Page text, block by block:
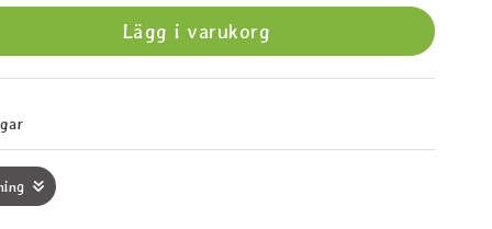
Lägg i varukorg